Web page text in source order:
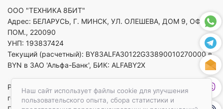
Наш сайт использует файлы cookie для улучшения
пользовательского опыта, сбора статистики и
ООО "ТЕХНИКА 8БИТ"
Адрес: БЕЛАРУСЬ, Г. МИНСК, УЛ. ОЛЕШЕВА, ДОМ 9, ОФ. 5,
ПОМ., 220090
УНП: 193837424
Текущий (расчетный): BY83ALFA30122G33890010270000 в
BYN в ЗАО 'Альфа-Банк', БИК: ALFABY2X
Регистрация в торговом реестре от 14.08.2025 Минский
горисполком